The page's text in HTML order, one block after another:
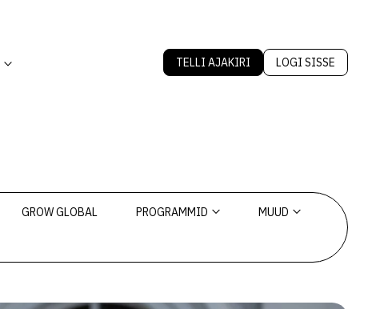
TELLI AJAKIRI LOGI SISSE
GROW GLOBAL PROGRAMMID MUUD